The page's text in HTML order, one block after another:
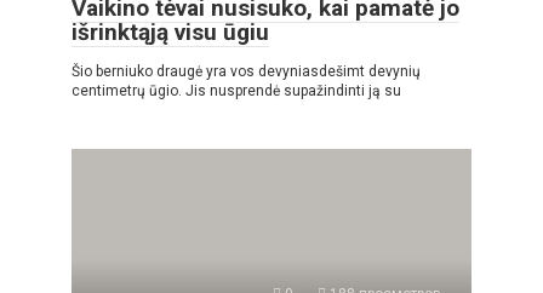
Vaikino tėvai nusisuko, kai pamatė jo
išrinktąją visu ūgiu
Šio berniuko draugė yra vos devyniasdešimt devynių
centimetrų ūgio. Jis nusprendė supažindinti ją su